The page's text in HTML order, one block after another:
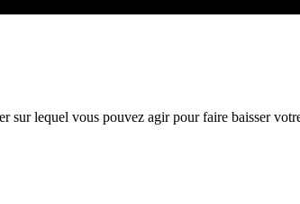
sur lequel vous pouvez agir pour faire baisser